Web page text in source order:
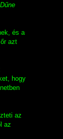
Dűne
és a
azt
hogy
az
az